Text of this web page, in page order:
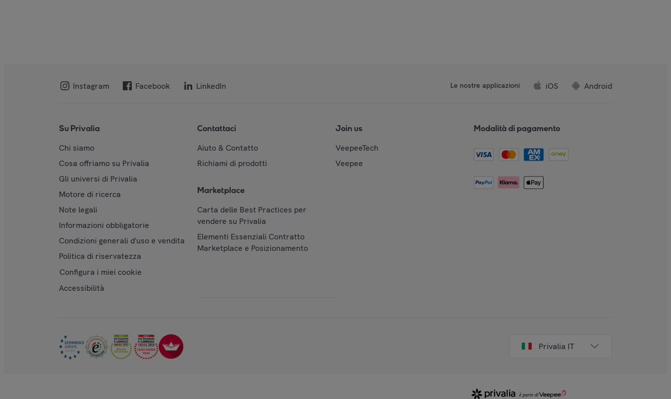
Instagram Facebook LinkedIn Le nostre applicazioni iOS Android
Su Privalia
Chi siamo
Cosa offriamo su Privalia
Gli universi di Privalia
Motore di ricerca
Note legali
Informazioni obbligatorie
Condizioni generali d'uso e vendita
Politica di riservatezza
Configura i miei cookie
Accessibilità
Contattaci
Aiuto & Contatto
Richiami di prodotti
Marketplace
Carta delle Best Practices per
vendere su Privalia
Elementi Essenziali Contratto
Marketplace e Posizionamento
Join us
VeepeeTech
Veepee
Modalità di pagamento
Privalia IT